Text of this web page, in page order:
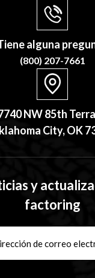
alguna
(800) 207-7661
NW 85th
City, OK
y
factoring